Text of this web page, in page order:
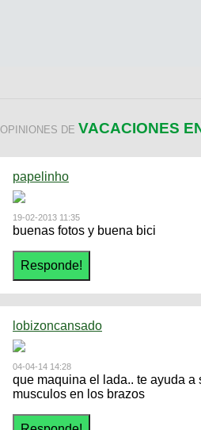
OPINIONES DE VACACIONES
papelinho
19-02-2013 11:35
buenas fotos y buena bici
lobizoncansado
04-04-14 14:28
que maquina el lada.. te ayuda a
musculos en los brazos